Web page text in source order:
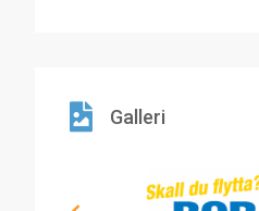
Galleri